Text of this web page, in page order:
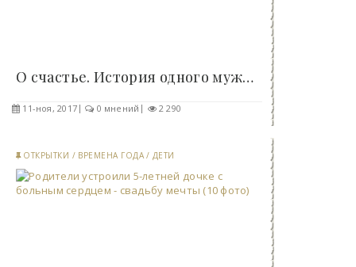
О счастье. История одного мужчины (1 фото)..
11-ноя, 2017 0 мнений 2 290
ОТКРЫТКИ / ВРЕМЕНА ГОДА / ДЕТИ